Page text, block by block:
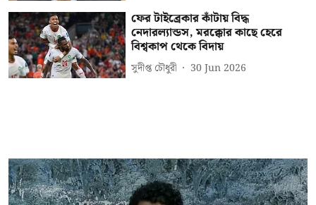
ফের টাইব্রেকার কাঁটায় বিদ্ধ
নেদারল্যান্ডস, মরক্কোর কাছে হেরে
বিশ্বকাপ থেকে বিদায়
সুদীপ্ত চৌধুরী 30 Jun 2026